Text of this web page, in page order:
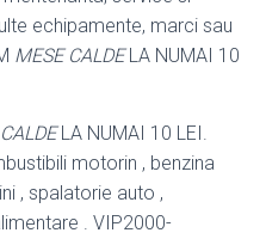
echipamente, marci sau
MESE CALDELA NUMAI 10
LA NUMAI 10 LEI.
motorin , benzina
, spalatorie auto ,
. VIP2000-